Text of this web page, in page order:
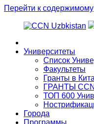
Перейти к содержимому
Университеты
Список
Факультеты
Гранты в
ГРАНТЫ ССN
ТОП 600
Города
Программы